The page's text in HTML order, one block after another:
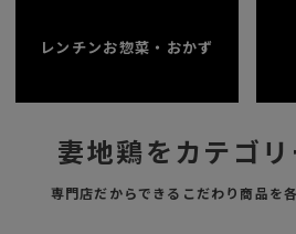
レンチンお惣菜・おかず
妻地鶏をカテゴ
専門店だからできるこだわり商品を